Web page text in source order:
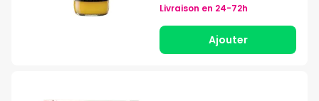
Livraison en 24-72h
Ajouter